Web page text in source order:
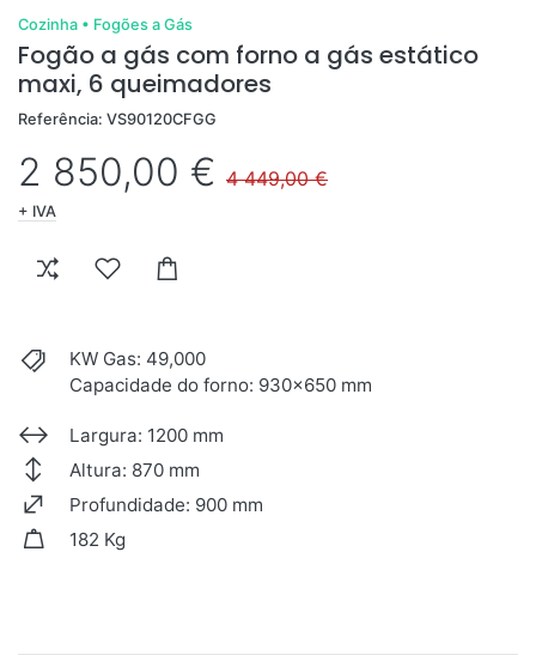
Cozinha • Fogões a Gás
Fogão a gás com forno a gás estático
maxi, 6 queimadores
Referência: VS90120CFGG
2 850,00 € 4 449,00 €
+ IVA
KW Gas: 49,000
Capacidade do forno: 930x650 mm
Largura: 1200 mm
Altura: 870 mm
Profundidade: 900 mm
182 Kg